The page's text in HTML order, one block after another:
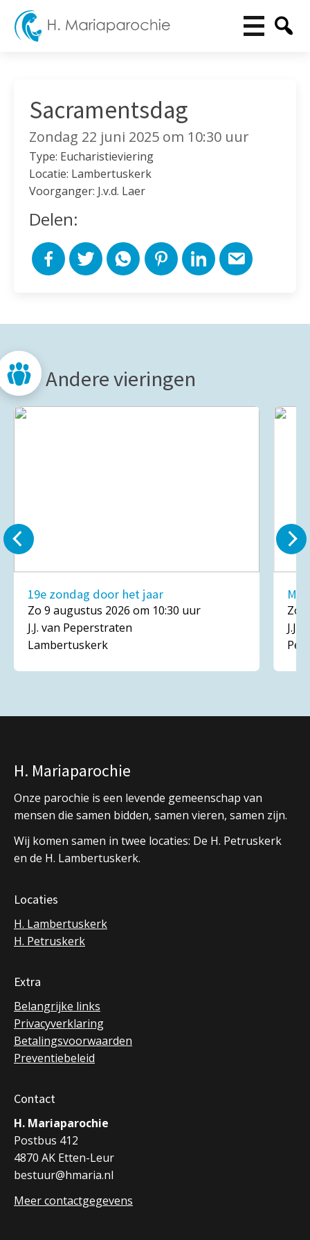
Sacramentsdag
Zondag 22 juni 2025 om 10:30 uur
Type: Eucharistieviering
Locatie: Lambertuskerk
Voorganger: J.v.d. Laer
Delen:
Andere vieringen
19e zondag door het jaar
Zo 9 augustus 2026 om 10:30 uur
J.J. van Peperstraten
Lambertuskerk
Zo
J.J.
H. Mariaparochie
Onze parochie is een levende gemeenschap van
mensen die samen bidden, samen vieren, samen zijn.
Wij komen samen in twee locaties: De H. Petruskerk
en de H. Lambertuskerk.
Locaties
H. Lambertuskerk
H. Petruskerk
Extra
Belangrijke links
Privacyverklaring
Betalingsvoorwaarden
Preventiebeleid
Contact
H. Mariaparochie
Postbus 412
4870 AK Etten-Leur
bestuur@hmaria.nl
Meer contactgegevens